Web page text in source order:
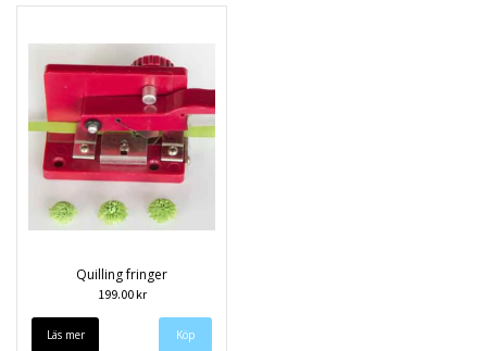
Quilling fringer
199.00 kr
Läs mer